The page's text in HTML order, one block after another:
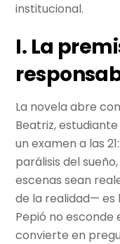
institucional.
I. La
La novela abre
Beatriz,
un examen a las
parálisis del sueño,
escenas sean
de la realidad— es
Pepió no esconde
convierte en